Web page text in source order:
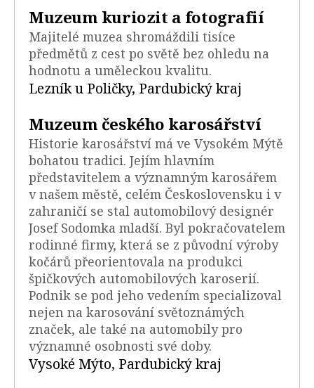
Muzeum kuriozit a fotografií
Majitelé muzea shromáždili tisíce
předmětů z cest po světě bez ohledu na
hodnotu a uměleckou kvalitu.
Lezník u Poličky, Pardubický kraj
Muzeum českého karosářství
Historie karosářství má ve Vysokém Mýtě
bohatou tradici. Jejím hlavním
představitelem a významným karosářem
v našem městě, celém Československu i v
zahraničí se stal automobilový designér
Josef Sodomka mladší. Byl pokračovatelem
rodinné firmy, která se z původní výroby
kočárů přeorientovala na produkci
špičkových automobilových karoserií.
Podnik se pod jeho vedením specializoval
nejen na karosování světoznámých
značek, ale také na automobily pro
významné osobnosti své doby.
Vysoké Mýto, Pardubický kraj